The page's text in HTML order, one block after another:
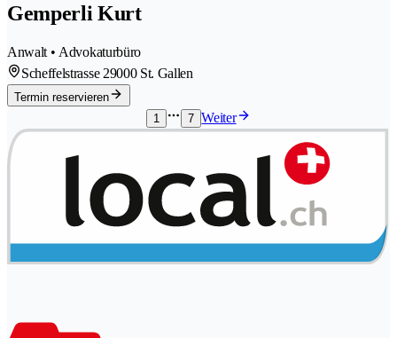
Gemperli Kurt
Anwalt • Advokaturbüro
Scheffelstrasse 29000 St. Gallen
Termin reservieren
1
7 Weiter